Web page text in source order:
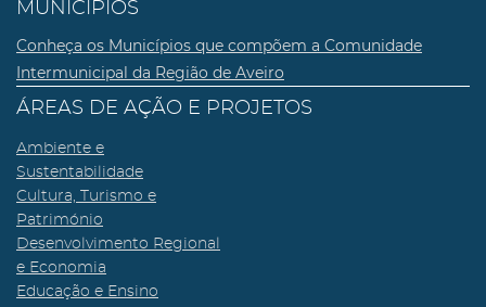
MUNICÍPIOS
Conheça os Municípios que compõem a Comunidade
Intermunicipal da Região de Aveiro
ÁREAS DE AÇÃO E PROJETOS
Ambiente e
Sustentabilidade
Cultura, Turismo e
Património
Desenvolvimento Regional
e Economia
Educação e Ensino